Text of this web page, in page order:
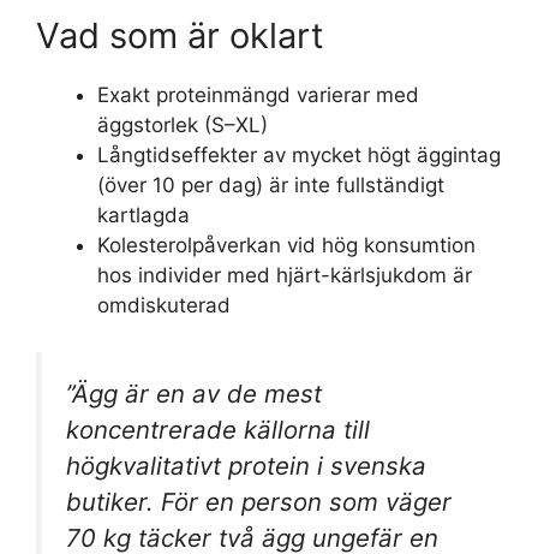
Vad som är oklart
Exakt proteinmängd varierar med
äggstorlek (S–XL)
Långtidseffekter av mycket högt äggintag
(över 10 per dag) är inte fullständigt
kartlagda
Kolesterolpåverkan vid hög konsumtion
hos individer med hjärt-kärlsjukdom är
omdiskuterad
”Ägg är en av de mest
koncentrerade källorna till
högkvalitativt protein i svenska
butiker. För en person som väger
70 kg täcker två ägg ungefär en